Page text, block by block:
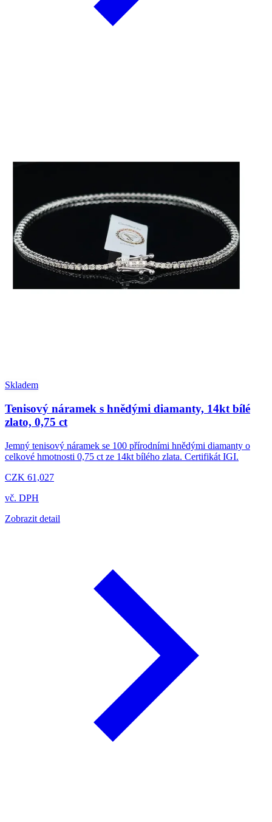
Skladem
Tenisový náramek s hnědými diamanty, 14kt bílé
zlato, 0,75 ct
Jemný tenisový náramek se 100 přírodními hnědými diamanty o
celkové hmotnosti 0,75 ct ze 14kt bílého zlata. Certifikát IGI.
CZK 61,027
vč. DPH
Zobrazit detail